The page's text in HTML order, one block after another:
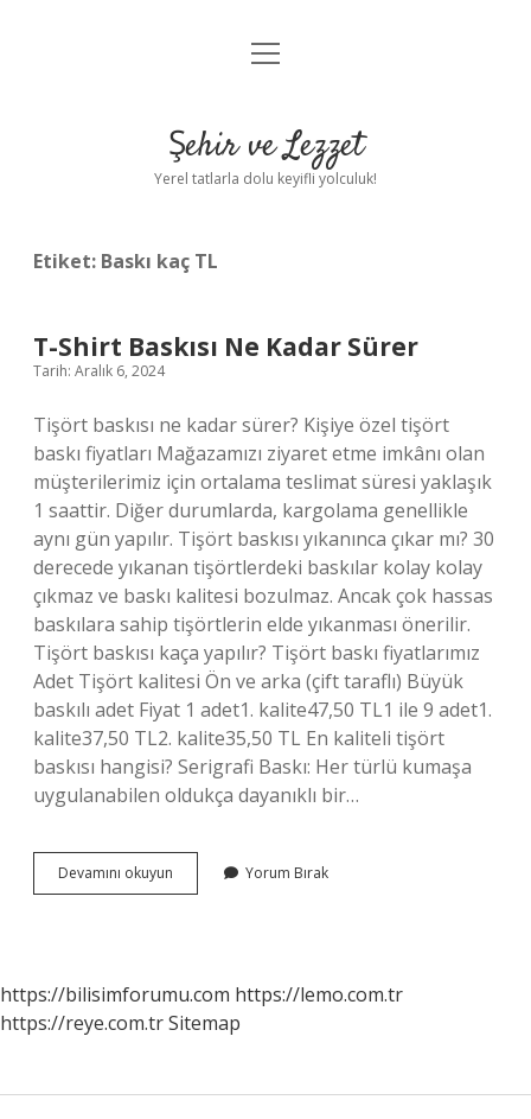
Anasayfa
Yasal Uyarı
menüyü
Şehir ve Lezzet
Yerel tatlarla dolu keyifli yolculuk!
Etiket: Baskı kaç TL
T-Shirt Baskısı Ne Kadar Sürer
Tarih: Aralık 6, 2024
Tişört baskısı ne kadar sürer? Kişiye özel tişört
baskı fiyatları Mağazamızı ziyaret etme imkânı olan
müşterilerimiz için ortalama teslimat süresi yaklaşık
1 saattir. Diğer durumlarda, kargolama genellikle
aynı gün yapılır. Tişört baskısı yıkanınca çıkar mı? 30
derecede yıkanan tişörtlerdeki baskılar kolay kolay
çıkmaz ve baskı kalitesi bozulmaz. Ancak çok hassas
baskılara sahip tişörtlerin elde yıkanması önerilir.
Tişört baskısı kaça yapılır? Tişört baskı fiyatlarımız
Adet Tişört kalitesi Ön ve arka (çift taraflı) Büyük
baskılı adet Fiyat 1 adet1. kalite47,50 TL1 ile 9 adet1.
kalite37,50 TL2. kalite35,50 TL En kaliteli tişört
baskısı hangisi? Serigrafi Baskı: Her türlü kumaşa
uygulanabilen oldukça dayanıklı bir…
Devamını okuyun
Shirt
Yorum Bırak
https://bilisimforumu.com https://lemo.com.tr
https://reye.com.trSitemap